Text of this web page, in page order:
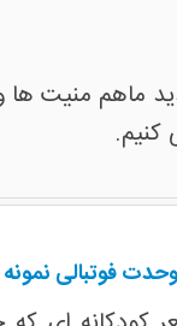
ماهم منیت
فوتبالی